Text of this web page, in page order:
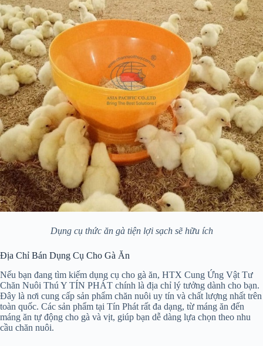
Dụng cụ thức ăn gà tiện lợi sạch sẽ hữu ích
Địa Chỉ Bán Dụng Cụ Cho Gà Ăn
Nếu bạn đang tìm kiếm dụng cụ cho gà ăn, HTX Cung Ứng Vật Tư
Chăn Nuôi Thú Y TÍN PHÁT chính là địa chỉ lý tưởng dành cho bạn.
Đây là nơi cung cấp sản phẩm chăn nuôi uy tín và chất lượng nhất trên
toàn quốc. Các sản phẩm tại Tín Phát rất đa dạng, từ máng ăn đến
máng ăn tự động cho gà và vịt, giúp bạn dễ dàng lựa chọn theo nhu
cầu chăn nuôi.